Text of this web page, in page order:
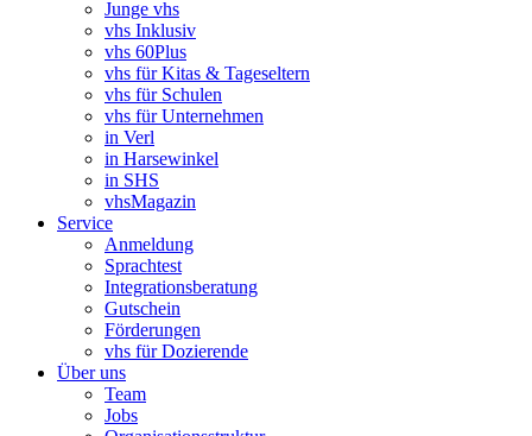
Junge vhs
vhs Inklusiv
vhs 60Plus
vhs für Kitas & Tageseltern
vhs für Schulen
vhs für Unternehmen
in Verl
in Harsewinkel
in SHS
vhsMagazin
Service
Anmeldung
Sprachtest
Integrationsberatung
Gutschein
Förderungen
vhs für Dozierende
Über uns
Team
Jobs